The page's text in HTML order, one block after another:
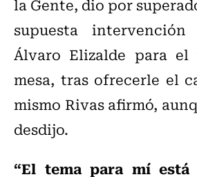
la Gente, dio por
supuesta
Álvaro Elizalde para
mesa, tras ofrecerle el
mismo Rivas afirmó,
desdijo.
“El tema para mí está